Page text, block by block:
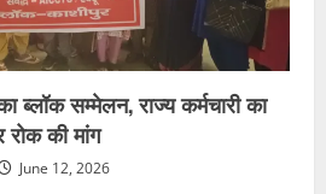
ब्लॉक सम्मेलन, राज्य कर्मचारी का
की मांग
June 12, 2026